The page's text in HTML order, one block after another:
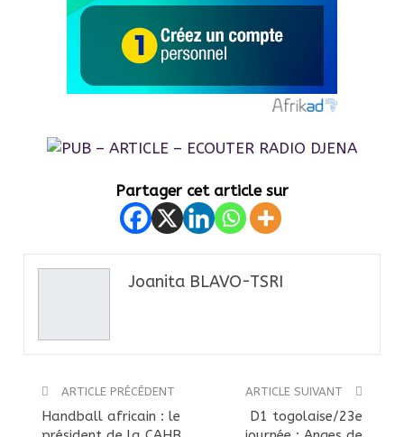
Partager cet article sur
Joanita BLAVO-TSRI
ARTICLE PRÉCÉDENT
Handball africain : le
ARTICLE SUIVANT
D1 togolaise/23e